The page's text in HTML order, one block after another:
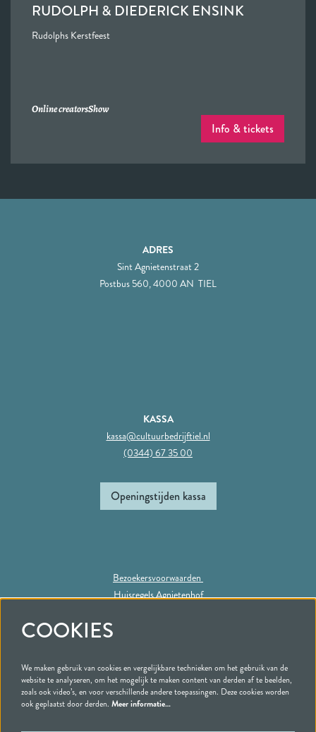
RUDOLPH & DIEDERICK ENSINK
Rudolphs Kerstfeest
Online creatorsShow
Info & tickets
ADRES
Sint Agnietenstraat 2
Postbus 560, 4000 AN TIEL
KASSA
kassa@cultuurbedrijftiel.nl
(0344) 67 35 00
Openingstijden kassa
Bezoekersvoorwaarden
Huisregels Agnietenhof
Volg ons
COOKIES
We maken gebruik van cookies en vergelijkbare technieken om het gebruik van de
website te analyseren, om het mogelijk te maken content van derden af te beelden,
zoals ook video’s, en voor verschillende andere toepassingen. Deze cookies worden
ook geplaatst door derden. Meer informatie…